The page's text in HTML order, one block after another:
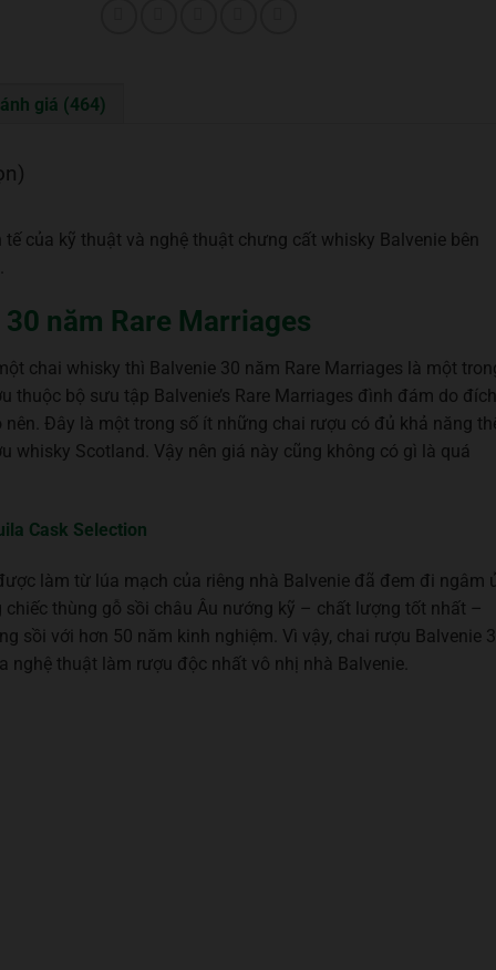
giá (464)
của kỹ thuật và nghệ thuật chưng cất whisky Balvenie bên
năm Rare Marriages
chai whisky thì Balvenie 30 năm Rare Marriages là một
thuộc bộ sưu tập Balvenie’s Rare Marriages đình đám do đích
Đây là một trong số ít những chai rượu có đủ khả năng
whisky Scotland. Vậy nên giá này cũng không có gì là quá
Cask Selection
làm từ lúa mạch của riêng nhà Balvenie đã đem đi ngâm
thùng gỗ sồi châu Âu nướng kỹ – chất lượng tốt nhất –
sồi với hơn 50 năm kinh nghiệm. Vì vậy, chai rượu Balvenie
nghệ thuật làm rượu độc nhất vô nhị nhà Balvenie.